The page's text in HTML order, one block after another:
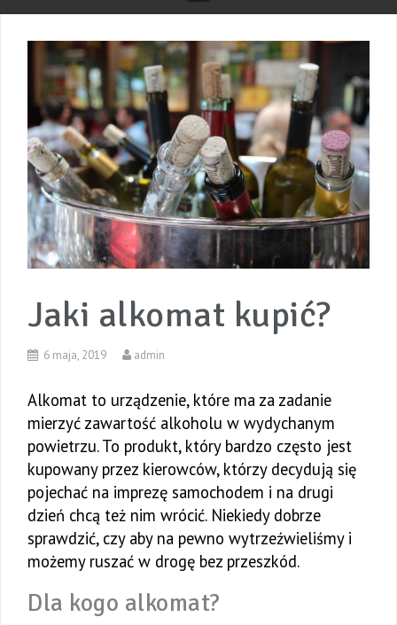
Jaki alkomat kupić?
6 maja, 2019 admin
Alkomat to urządzenie, które ma za zadanie
mierzyć zawartość alkoholu w wydychanym
powietrzu. To produkt, który bardzo często jest
kupowany przez kierowców, którzy decydują się
pojechać na imprezę samochodem i na drugi
dzień chcą też nim wrócić. Niekiedy dobrze
sprawdzić, czy aby na pewno wytrzeźwieliśmy i
możemy ruszać w drogę bez przeszkód.
Dla kogo alkomat?